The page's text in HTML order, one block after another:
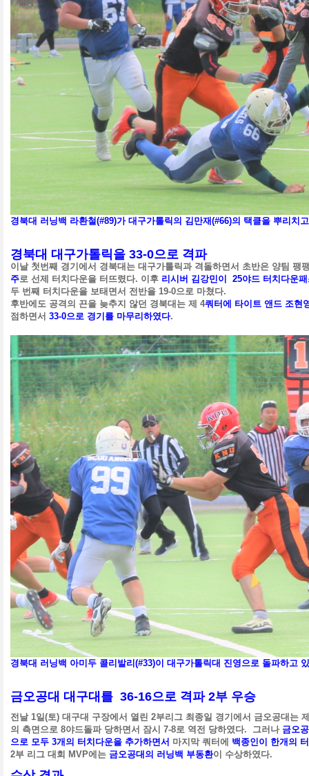
경북대 러닝백 라환철(#89)가 대구가톨릭의 김만재(#66)의 택클을 뿌리치
경북대 대구가톨릭을 33-0으로 격파
이날 첫번째 경기에서 경북대는 대구가톨릭과 격돌하면서 초반은 양팀
주로 선제 터치다운을 터뜨렸다. 이후 리시버 김강민이 25야드 터치다운
두 번째 터치다운을 보태면서 전반을 19-0으로 마쳤다.
후반에도 공격의 끈을 늦추지 않던 경북대는 제 4쿼터에 타이트 앤드 조현
점하면서 33-0으로 경기를 마무리하였다.
경북대 러닝백 아미두 콜리발리(#33)이 대구가톨릭대 진영으로 돌파하고
금오공대 대구대를 36-16으로 격파 2부 우승
전날 1일(토) 대구대 구장에서 열린 2부리그 최종일 경기에서 금오공대는
의 측면으로 8야드돌파 당하면서 잠시 7-8로 역전 당하였다. 그러나 금오
으로 모두 3개의 터치다운을 추가하면서 마지막 쿼터에 백종인이 한개의
2부 리그 대회 MVP에는 금오공대의 러닝백 부동환이 수상하였다.